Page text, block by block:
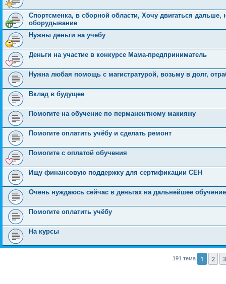
Спортсменка, в сборной области, Хочу двигаться
оборудывание
Нужны деньги на учебу
Деньги на участие в конкурсе Мама-предприниматель
Нужна любая помощь с магистратурой, возьму в долг,
Вклад в будущее
Помогите на обучение по перманентному макияжу
Помогите оплатить учёбу и сделать ремонт
Помогите с оплатой обучения
Ищу финансовую поддержку для сертификации CEH
Очень нуждаюсь сейчас в деньгах на дальнейшее
Помогите оплатить учёбу
На курсы
191 тема 1 2 3